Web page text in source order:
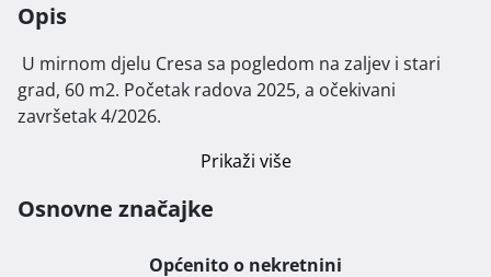
Opis
grad, 60 m2. Početak radova 2025, a očekivani
završetak 4/2026.
Prikaži više
Osnovne značajke
Općenito o nekretnini